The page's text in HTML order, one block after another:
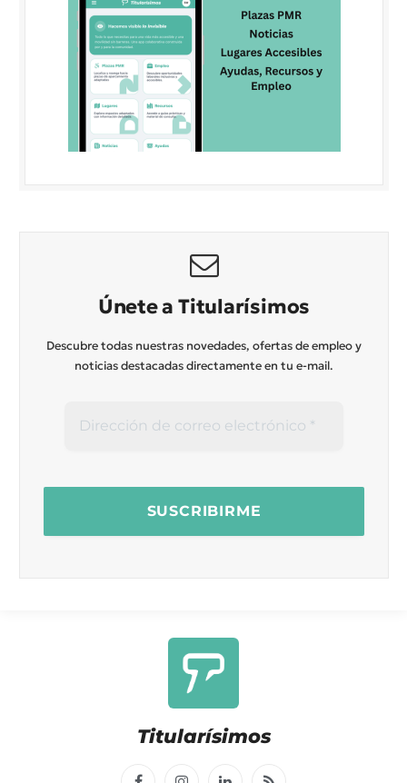
Únete a Titularísimos
Descubre todas nuestras novedades, ofertas de empleo y
noticias destacadas directamente en tu e-mail.
Titularísimos